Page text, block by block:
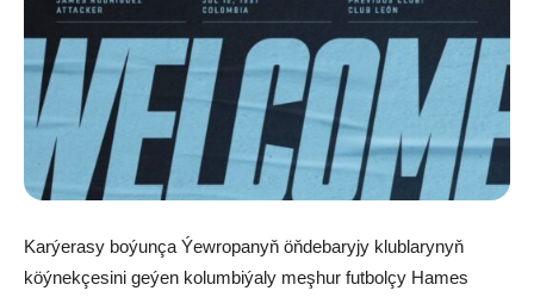
Karýerasy boýunça Ýewropanyň öňdebaryjy klublarynyň
köýnekçesini geýen kolumbiýaly meşhur futbolçy Hames